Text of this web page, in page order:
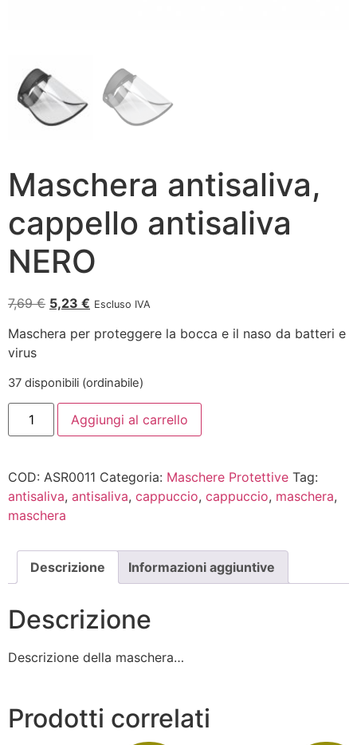
Maschera antisaliva,
cappello antisaliva
NERO
7,69€ 5,23 € Escluso IVA
Maschera per proteggere la bocca e il naso da batteri e
virus
37 disponibili (ordinabile)
Aggiungi al carrello
COD: ASR0011 Categoria: Maschere Protettive Tag:
antisaliva, antisaliva, cappuccio, cappuccio, maschera,
maschera
Descrizione Informazioni aggiuntive
Descrizione
Descrizione della maschera…
Prodotti correlati